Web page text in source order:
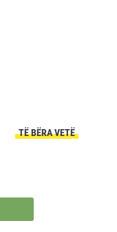
TË BËRA VETË